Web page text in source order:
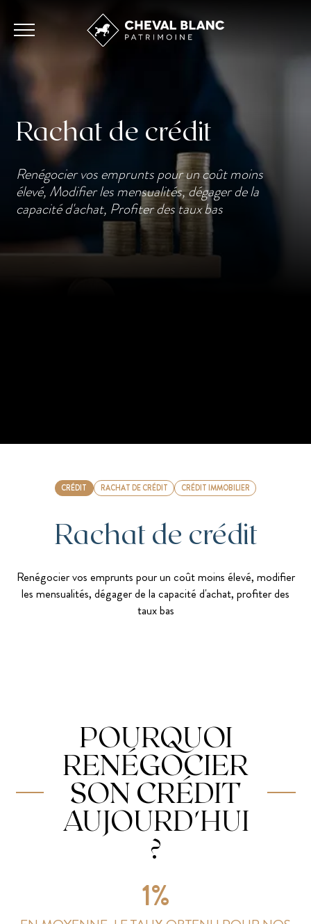
Rachat de crédit
Renégocier vos emprunts pour un coût moins
élevé, Modifier les mensualités, dégager de la
capacité d'achat, Profiter des taux bas
RACHAT DE CRÉDIT
CRÉDIT CRÉDIT IMMOBILIER
Rachat de crédit
Renégocier vos emprunts pour un coût moins élevé, modifier
les mensualités, dégager de la capacité d'achat, profiter des
taux bas
POURQUOI
RENÉGOCIER
SON CRÉDIT
AUJOURD'HUI
?
1%